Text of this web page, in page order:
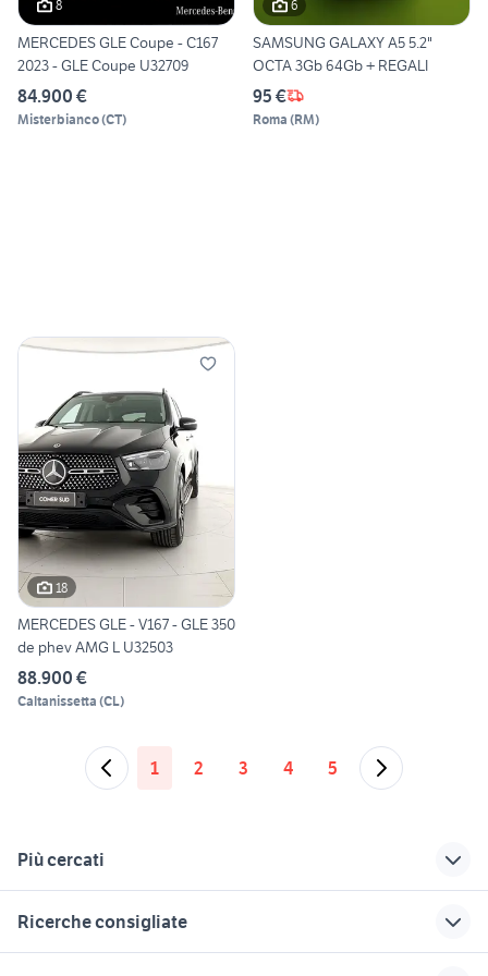
8
MERCEDES GLE Coupe - C167
2023 - GLE Coupe U32709
84.900 €
Misterbianco(CT)
6
SAMSUNG GALAXY A5 5.2"
OCTA 3Gb 64Gb + REGALI
95 €
Roma (RM)
18
MERCEDES GLE - V167 - GLE 350
de phev AMG L U32503
88.900 €
Caltanissetta (CL)
1 2 3 4 5
Più cercati
stampante scanner
Ricerche consigliate